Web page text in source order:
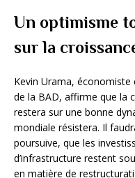
Un optimisme
sur la
Kevin Urama,
de la BAD, affirme que la
restera sur une bonne
mondiale résistera. Il
poursuive, que les
d’infrastructure restent
en matière de